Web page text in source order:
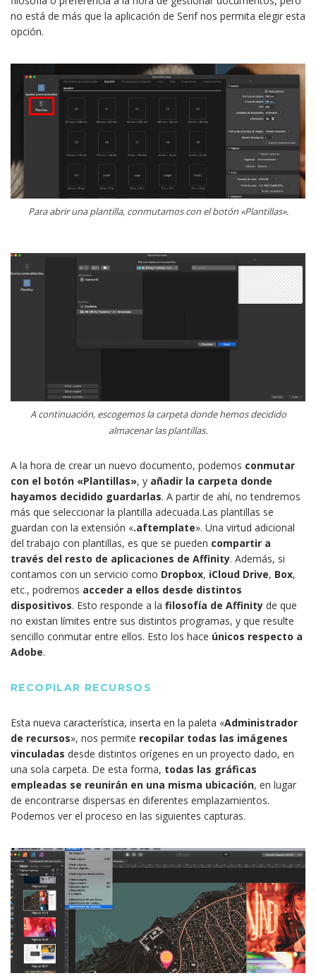
no está de más que la aplicación de Serif nos permita elegir esta
opción.
Para abrir una plantilla, conmutamos con el botón «Plantillas».
A continuación, escogemos la carpeta donde hemos decidido
almacenar las plantillas.
A la hora de crear un nuevo documento, podemos conmutar
con el botón «Plantillas», y añadir la carpeta donde
hayamos decidido guardarlas. A partir de ahí, no tendremos
más que seleccionar la plantilla adecuada.Las plantillas se
guardan con la extensión «.aftemplate». Una virtud adicional
del trabajo con plantillas, es que se pueden compartir a
través del resto de aplicaciones de Affinity. Además, si
contamos con un servicio como Dropbox, iCloud Drive, Box,
etc., podremos acceder a ellos desde distintos
dispositivos. Esto responde a la filosofía de Affinity de que
no existan límites entre sus distintos programas, y que resulte
sencillo conmutar entre ellos. Esto los hace únicos respecto a
Adobe.
RECOPILAR RECURSOS
Esta nueva característica, inserta en la paleta «Administrador
de recursos», nos permite recopilar todas las imágenes
vinculadas desde distintos orígenes en un proyecto dado, en
una sola carpeta. De esta forma, todas las gráficas
empleadas se reunirán en una misma ubicación, en lugar
de encontrarse dispersas en diferentes emplazamientos.
Podemos ver el proceso en las siguientes capturas.